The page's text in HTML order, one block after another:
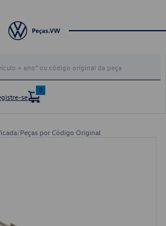
se
0
/Peças por Código Original